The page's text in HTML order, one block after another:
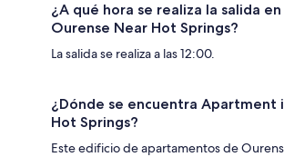
¿A qué hora se realiza la salida
Ourense Near Hot Springs?
La salida se realiza a las 12:00.
¿Dónde se encuentra Apartment
Hot Springs?
Este edificio de apartamentos de